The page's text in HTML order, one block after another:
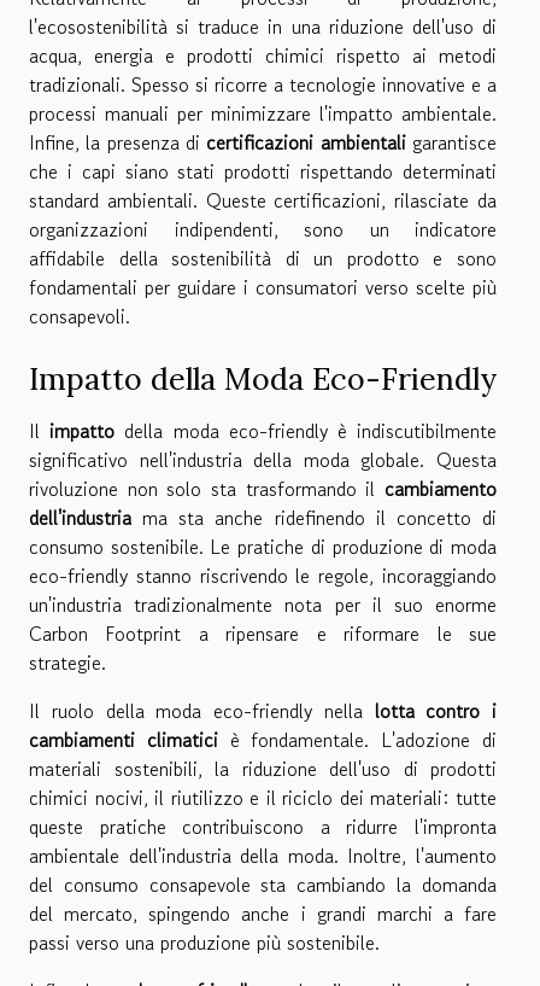
l'ecosostenibilità si traduce in una riduzione dell'uso di
acqua, energia e prodotti chimici rispetto ai metodi
tradizionali. Spesso si ricorre a tecnologie innovative e a
processi manuali per minimizzare l'impatto ambientale.
Infine, la presenza di certificazioni ambientaligarantisce
che i capi siano stati prodotti rispettando determinati
standard ambientali. Queste certificazioni, rilasciate da
organizzazioni indipendenti, sono un indicatore
affidabile della sostenibilità di un prodotto e sono
fondamentali per guidare i consumatori verso scelte più
consapevoli.
Impatto della Moda Eco-Friendly
Il impatto della moda eco-friendly è indiscutibilmente
significativo nell'industria della moda globale. Questa
rivoluzione non solo sta trasformando il cambiamento
dell'industria ma sta anche ridefinendo il concetto di
consumo sostenibile. Le pratiche di produzione di moda
eco-friendly stanno riscrivendo le regole, incoraggiando
un'industria tradizionalmente nota per il suo enorme
Carbon Footprint a ripensare e riformare le sue
strategie.
Il ruolo della moda eco-friendly nella lotta contro i
cambiamenti climaticiè fondamentale. L'adozione di
materiali sostenibili, la riduzione dell'uso di prodotti
chimici nocivi, il riutilizzo e il riciclo dei materiali: tutte
queste pratiche contribuiscono a ridurre l'impronta
ambientale dell'industria della moda. Inoltre, l'aumento
del consumo consapevole sta cambiando la domanda
del mercato, spingendo anche i grandi marchi a fare
passi verso una produzione più sostenibile.